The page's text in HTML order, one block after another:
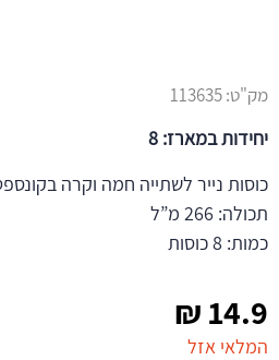
14.9
₪
המלאי אזל
מק"ט:113635
יחידות במארז: 8
כוסות נייר לשתייה חמה וקרה
תכולה: 266 מ”ל
כמות: 8 כוסות